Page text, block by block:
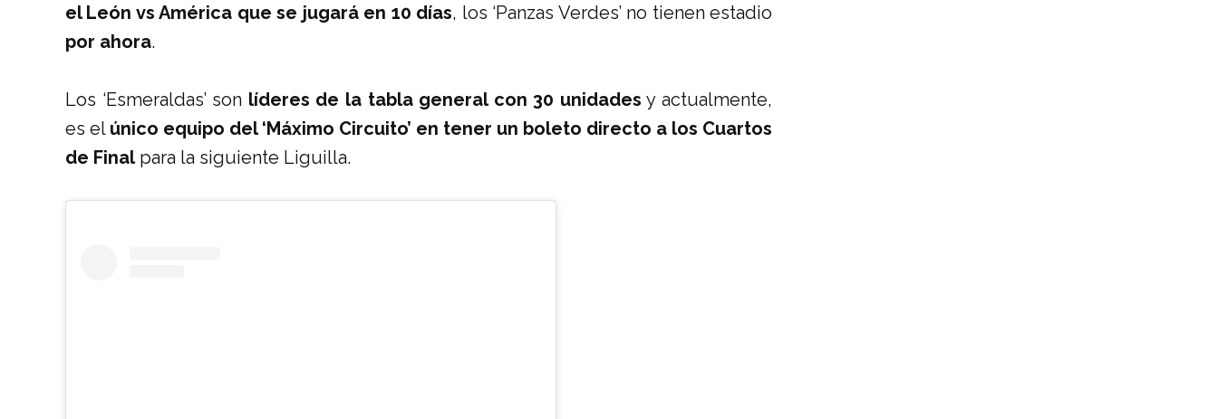
el León vs América que se jugará en 10 días, los ‘Panzas Verdes’ no tienen estadio
por ahora.
Los ‘Esmeraldas’ son líderes de la tabla general con 30 unidades y actualmente,
es el único equipo del ‘Máximo Circuito’ en tener un boleto directo a los Cuartos
de Finalpara la siguiente Liguilla.